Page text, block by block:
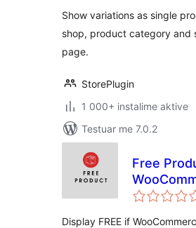
Show variations as single
shop, product category and
page.
StorePlugin
1 000+ instalime aktive
Testuar me 7.0.2
Free
Display FREE if